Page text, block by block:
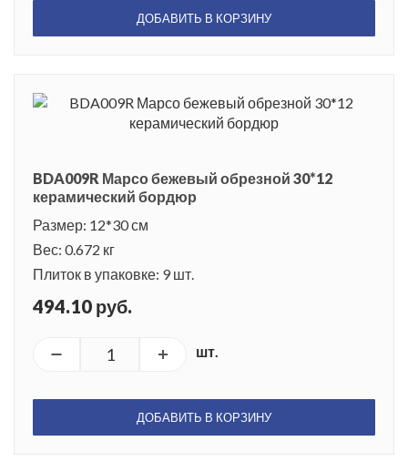
ДОБАВИТЬ В КОРЗИНУ
BDA009R Марсо бежевый обрезной 30*12
керамический бордюр
Размер: 12*30 см
Вес: 0.672 кг
Плиток в упаковке: 9 шт.
494.10 руб.
шт.
ДОБАВИТЬ В КОРЗИНУ